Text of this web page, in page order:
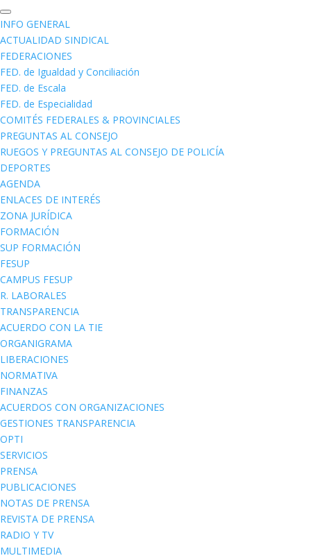
INFO GENERAL
ACTUALIDAD SINDICAL
FEDERACIONES
FED. de Igualdad y Conciliación
FED. de Escala
FED. de Especialidad
COMITÉS FEDERALES & PROVINCIALES
PREGUNTAS AL CONSEJO
RUEGOS Y PREGUNTAS AL CONSEJO DE POLICÍA
DEPORTES
AGENDA
ENLACES DE INTERÉS
ZONA JURÍDICA
FORMACIÓN
SUP FORMACIÓN
FESUP
CAMPUS FESUP
R. LABORALES
TRANSPARENCIA
ACUERDO CON LA TIE
ORGANIGRAMA
LIBERACIONES
NORMATIVA
FINANZAS
ACUERDOS CON ORGANIZACIONES
GESTIONES TRANSPARENCIA
OPTI
SERVICIOS
PRENSA
PUBLICACIONES
NOTAS DE PRENSA
REVISTA DE PRENSA
RADIO Y TV
MULTIMEDIA